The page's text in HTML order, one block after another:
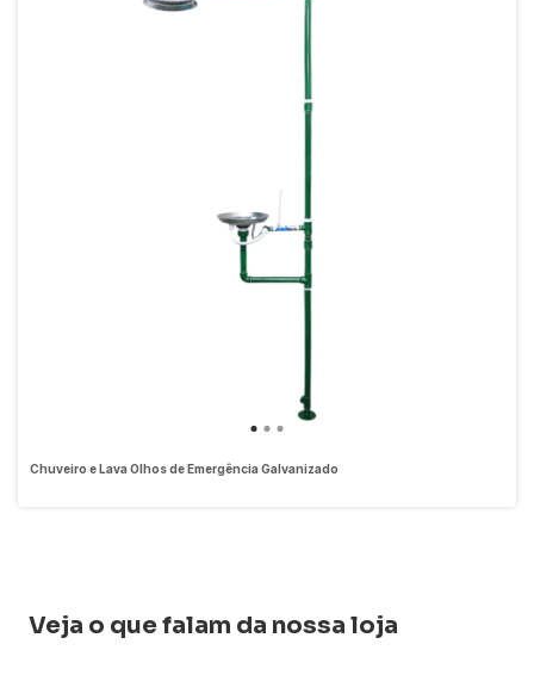
Chuveiro e Lava Olhos de Emergência Galvanizado
Veja o que falam da nossa loja